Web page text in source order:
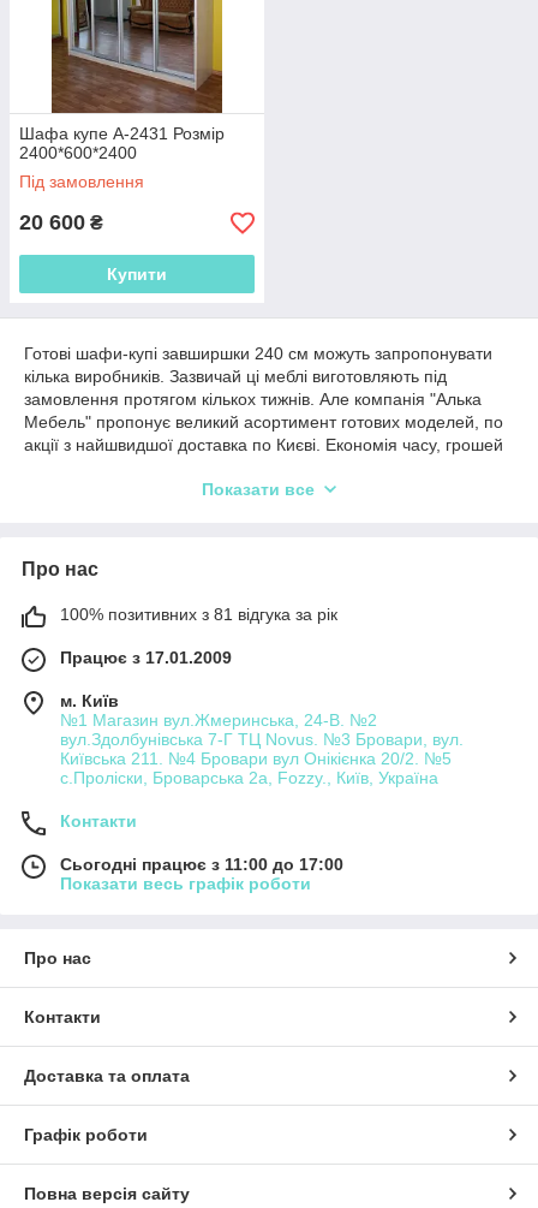
Шафа купе А-2431 Розмір
2400*600*2400
Під замовлення
20 600 ₴
Купити
Готові шафи-купі завширшки 240 см можуть запропонувати
кілька виробників. Зазвичай ці меблі виготовляють під
замовлення протягом кількох тижнів. Але компанія "Алька
Мебель" пропонує великий асортимент готових моделей, по
акції з найшвидшої доставка по Києві. Економія часу, грошей
Варто звернути увагу на асортимент моделей, в яких
картинкою на фасаді. Також дуже широкий діапазон
дуже невеликий бюджет.
Чому вигідно купувати готові шафи-
куппі 240 см від виробника "Алька
Мебель"
матеріали, в тому числі ЛДСП, алюмінієві профілі, сталева
фурнітура. Завдяки цьому готові конструкції мають високий
рівень міцності. Внутрішні полиці, ніші витримують серйозний
тиск. Іншими перевагами меблів від українського виробника
простоту збирання, що можна виконати відразу після
Витривалість до дії вологи, перепадів температури.
невибагливість у догляді.
Багато споживачів у Києві отримують готові шафи-купі 240 см
для спалень, дитячих кімнат, прихожих, коридорів. Крім того,
Показати все
Про нас
100% позитивних з 81 відгука за рік
Працює з 17.01.2009
м. Київ
№1 Магазин вул.Жмеринська, 24-В. №2
вул.Здолбунівська 7-Г ТЦ Novus. №3 Бровари, вул.
Київська 211. №4 Бровари вул Онікієнка 20/2. №5
с.Проліски, Броварська 2а, Fozzy., Київ, Україна
Контакти
Сьогодні працює з 11:00 до 17:00
Показати весь графік роботи
Про нас
Контакти
Доставка та оплата
Графік роботи
Повна версія сайту